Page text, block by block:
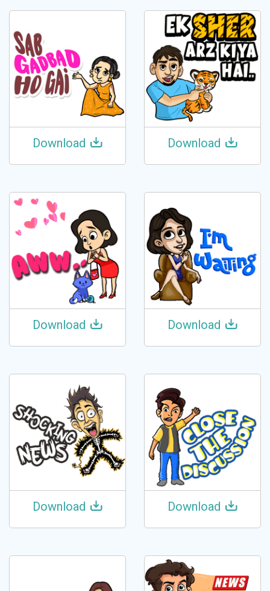
Download Download
Download Download
Download Download